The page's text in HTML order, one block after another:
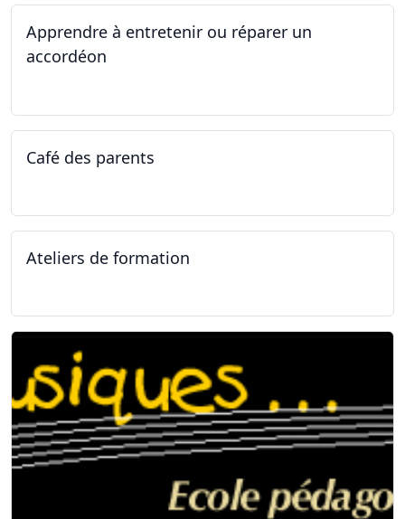
Apprendre à entretenir ou réparer un
accordéon
Café des parents
Ateliers de formation